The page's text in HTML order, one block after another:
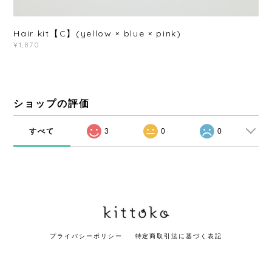
Hair kit【C】(yellow × blue × pink)
¥1,870
ショップの評価
すべて 3 0 0
プライバシーポリシー 特定商取引法に基づく表記